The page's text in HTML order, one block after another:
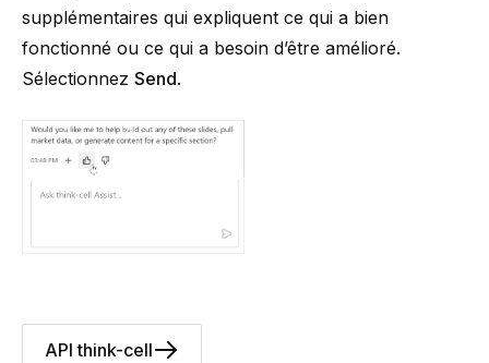
supplémentaires qui expliquent ce qui a bien
fonctionné ou ce qui a besoin d’être amélioré.
Sélectionnez Send.
API think-cell